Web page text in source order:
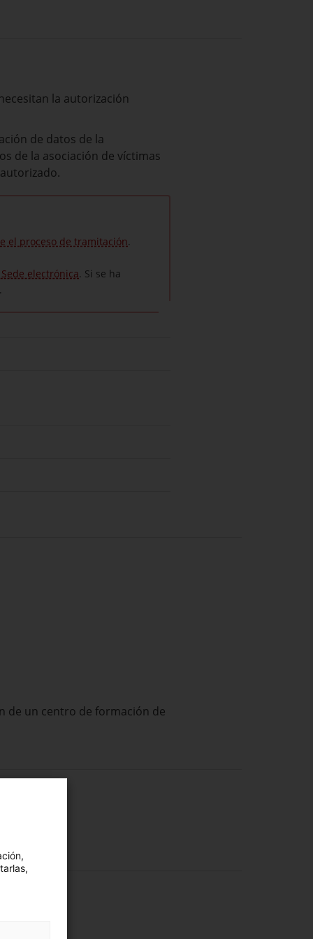
la autorización
de datos de la
de la asociación de víctimas
el proceso de tramitación.
electrónica. Si se ha
de un centro de formación de